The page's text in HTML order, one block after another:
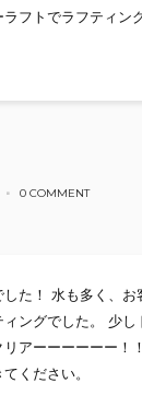
フトでラフティン
0 COMMENT
た！ 水も多く、
ィングでした。 少
リアーーーーーー！
ください。